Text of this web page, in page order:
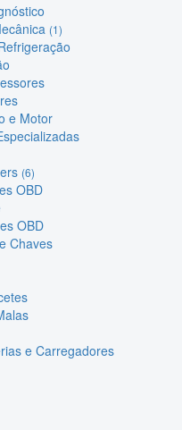
(1)
e Motor
(6)
OBD
OBD
Chaves
e Carregadores